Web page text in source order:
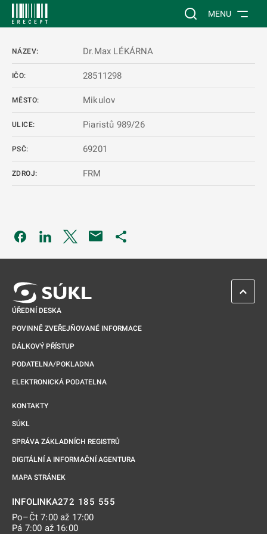
Vyhledávání na
MENU
NÁZEV: Dr.Max LÉKÁRNA
IČO: 28511298
MĚSTO: Mikulov
ULICE: Piaristů 989/26
PSČ: 69201
ZDROJ: FRM
Odkaz se otevře na nové kartě
Odkaz se otevře na nové kartě
Odkaz se otevře na nové kartě
ÚŘEDNÍ DESKA
POVINNĚ ZVEŘEJŇOVANÉ INFORMACE
DÁLKOVÝ PŘÍSTUP
PODATELNA/POKLADNA
ELEKTRONICKÁ PODATELNA
KONTAKTY
SÚKL
SPRÁVA ZÁKLADNÍCH REGISTRŮ
DIGITÁLNÍ A INFORMAČNÍ AGENTURA
MAPA STRÁNEK
INFOLINKA272 185 555
Po–Čt 7:00 až 17:00
Pá 7:00 až 16:00
ZPĚT